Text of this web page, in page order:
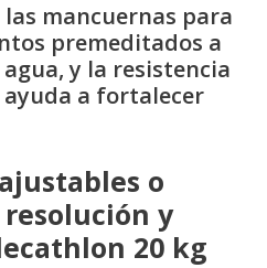
mancuernas para
premeditados a
y la resistencia
ayuda a fortalecer
o
y
20 kg